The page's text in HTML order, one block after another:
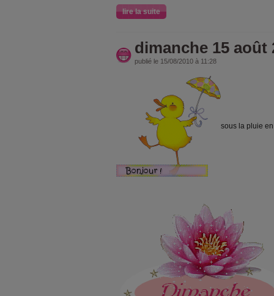
lire la suite
dimanche 15 août
publié le 15/08/2010 à 11:28
sous la pluie